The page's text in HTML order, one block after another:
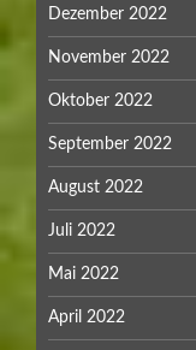
Dezember 2022
November 2022
Oktober 2022
September 2022
August 2022
Juli 2022
Mai 2022
April 2022